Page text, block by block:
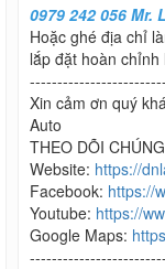
0979 242 056 Mr.
Hoặc ghé địa chỉ
lắp đặt hoàn
Xin cảm ơn quý
Auto
THEO DÕI
Website: https://
Facebook: https://
Youtube: https://
Google Maps: